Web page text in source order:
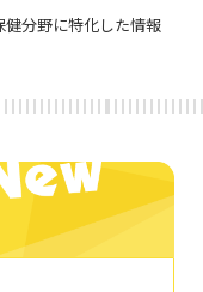
分野に特化した情報